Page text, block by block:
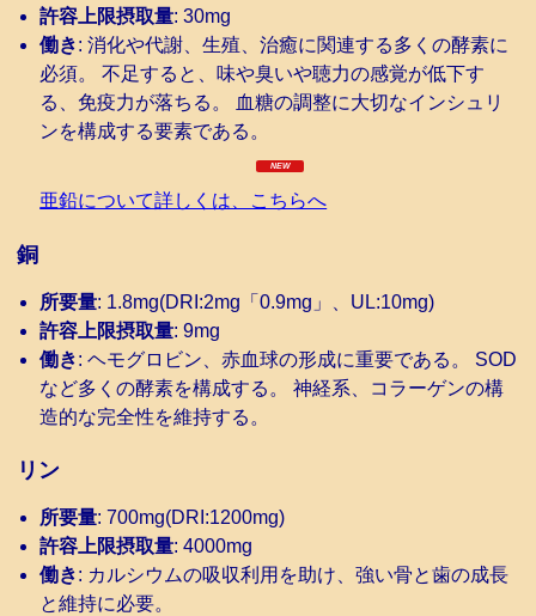
許容上限摂取量: 30mg
働き: 消化や代謝、生殖、治癒に関連する多くの酵素に
必須。 不足すると、味や臭いや聴力の感覚が低下す
る、免疫力が落ちる。 血糖の調整に大切なインシュリ
ンを構成する要素である。
亜鉛について詳しくは、こちらへ
銅
所要量: 1.8mg(DRI:2mg「0.9mg」、UL:10mg)
許容上限摂取量: 9mg
働き: ヘモグロビン、赤血球の形成に重要である。 SOD
など多くの酵素を構成する。 神経系、コラーゲンの構
造的な完全性を維持する。
リン
所要量: 700mg(DRI:1200mg)
許容上限摂取量: 4000mg
働き: カルシウムの吸収利用を助け、強い骨と歯の成長
と維持に必要。